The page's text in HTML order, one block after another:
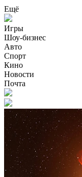
Ещё
Игры
Шоу-бизнес
Авто
Спорт
Кино
Новости
Почта